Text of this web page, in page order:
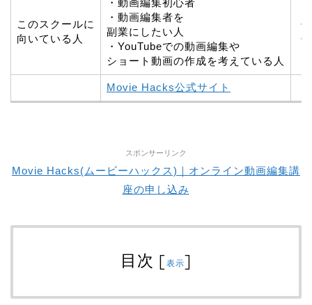
このスクールに
向いている人
・動画編集者を
副業にしたい人
・YouTubeでの動画編集や
ショート動画の作成を考えている人
Movie Hacks公式サイト
スポンサーリンク
Movie Hacks(ムービーハックス)｜オンライン動画編集講
座の申し込み
目次 [表示]